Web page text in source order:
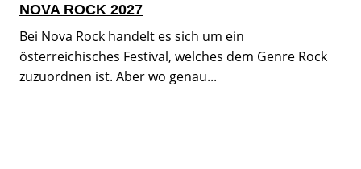
NOVA ROCK 2027
Bei Nova Rock handelt es sich um ein
österreichisches Festival, welches dem Genre Rock
zuzuordnen ist. Aber wo genau...